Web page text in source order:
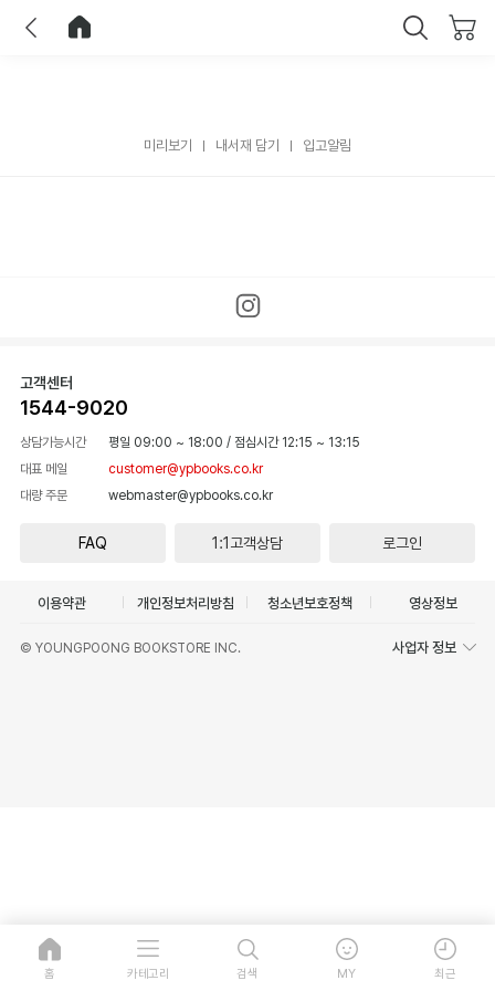
미리보기 내서재 담기 입고알림
고객센터
1544-9020
상담가능시간 평일 09:00 ~ 18:00 / 점심시간 12:15 ~ 13:15
대표 메일
customer@ypbooks.co.kr
대량 주문
webmaster@ypbooks.co.kr
FAQ 1:1고객상담 로그인
이용약관 개인정보처리방침 청소년보호정책 영상정보
© YOUNGPOONG BOOKSTORE INC. 사업자 정보
홈 카테고리 검색 MY 최근